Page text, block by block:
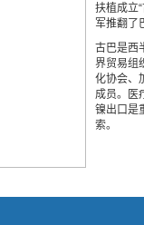
扶植成立
军推翻了
古巴是西
界贸易组
化协会、
成员。医
镍出口是
索。